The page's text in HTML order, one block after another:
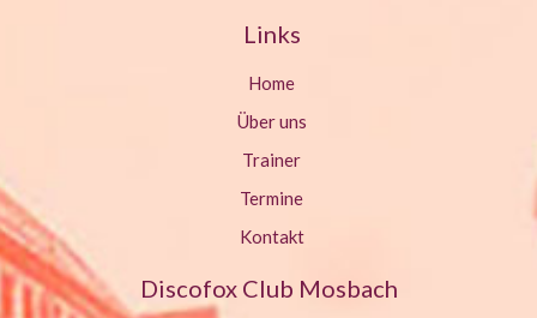
Links
Home
Über uns
Trainer
Termine
Kontakt
Discofox Club Mosbach